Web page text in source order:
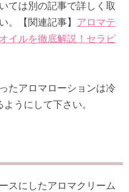
ては別の記事で詳しく取
。【関連記事】 アロマテ
イルを徹底解説！セラピ
たアロマローションは冷
うにして下さい。
スにしたアロマクリーム